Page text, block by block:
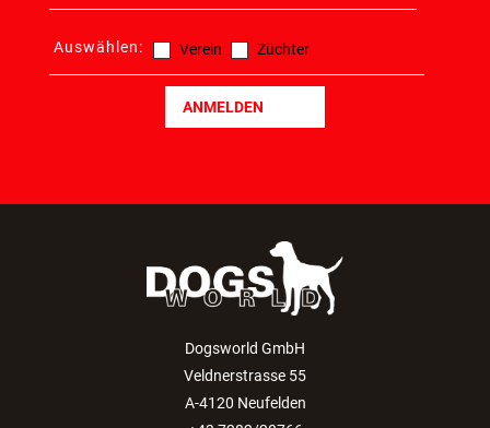
Auswählen: Verein Züchter
ANMELDEN
Dogsworld GmbH
Veldnerstrasse 55
A-4120 Neufelden